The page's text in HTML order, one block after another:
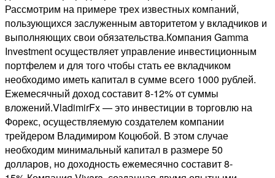
Рассмотрим на примере трех известных компаний,
пользующихся заслуженным авторитетом у вкладчиков и
выполняющих свои обязательства.Компания Gamma
Investment осуществляет управление инвестиционным
портфелем и для того чтобы стать ее вкладчиком
необходимо иметь капитал в сумме всего 1000 рублей.
Ежемесячный доход составит 8-12% от суммы
вложений.VladimirFx — это инвестиции в торговлю на
Форекс, осуществляемую создателем компании
трейдером Владимиром Коцюбой. В этом случае
необходим минимальный капитал в размере 50
долларов, но доходность ежемесячно составит 8-